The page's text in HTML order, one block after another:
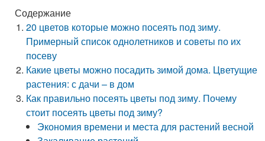
Содержание
20 цветов которые можно посеять под зиму.
Примерный список однолетников и советы по их
посеву
Какие цветы можно посадить зимой дома. Цветущие
растения: с дачи – в дом
Как правильно посеять цветы под зиму. Почему
стоит посеять цветы под зиму?
Экономия времени и места для растений весной